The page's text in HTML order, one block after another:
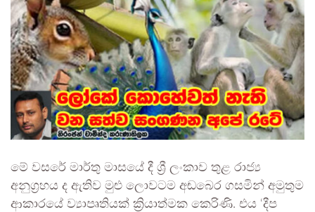
මේ වසරේ මාර්තු මාසයේ දී ශ්‍රී ලංකාව තුළ රාජ්‍ය
අනුග්‍රහය ද ඇතිව මුළු ලොවටම අඬබෙර ගසමින් අමුතුම
ආකාරයේ ව්‍යාපෘතියක් ක්‍රියාත්මක කෙරිණි. එය ‘දීප